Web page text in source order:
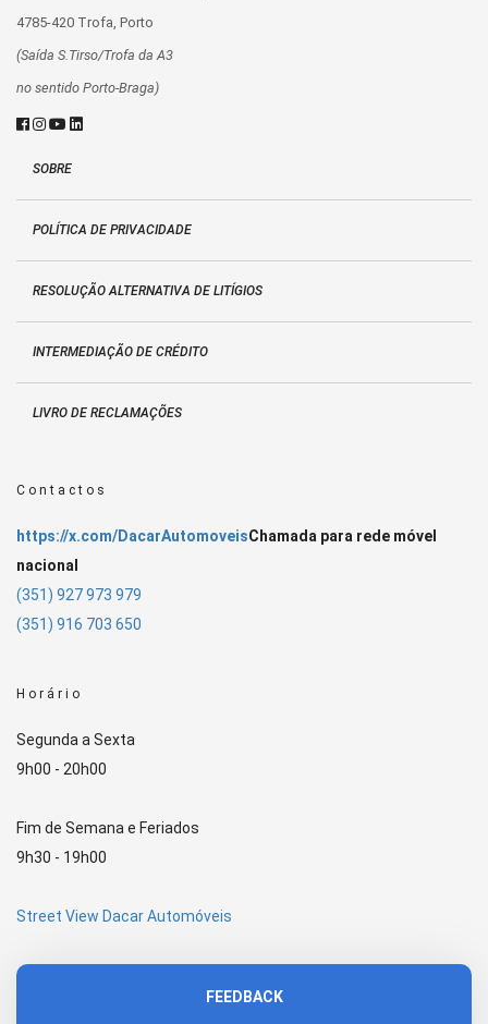
4785-420 Trofa, Porto
(Saída S.Tirso/Trofa da A3
no sentido Porto-Braga)
SOBRE
POLÍTICA DE PRIVACIDADE
RESOLUÇÃO ALTERNATIVA DE LITÍGIOS
INTERMEDIAÇÃO DE CRÉDITO
LIVRO DE RECLAMAÇÕES
Contactos
https://x.com/DacarAutomoveisChamada para rede móvel
nacional
(351) 927 973 979
(351) 916 703 650
Horário
Segunda a Sexta
9h00 - 20h00
Fim de Semana e Feriados
9h30 - 19h00
Street View Dacar Automóveis
FEEDBACK